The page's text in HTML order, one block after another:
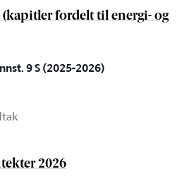
(kapitler fordelt til energi- og
9 S (2025-2026)
2026